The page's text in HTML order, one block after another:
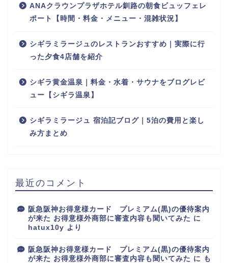
ANAクラウンプラザホテル釧路の朝食ビュッフェレ
ポート【時間・料金・メニュー・混雑状況】
シギラミラージュのレストランおすすめ｜実際に行
った夕食4店舗を紹介
シギラ黄金温泉｜料金・水着・サウナをブログレビ
ュー【シギラ温泉】
シギラミラージュ 宿泊記ブログ｜5泊の費用と楽し
み方まとめ
最近のコメント
阪急阪神お得意様カード プレミアム(黒)の優待案内
が来た お得意様外商部に審査内容も聞いてみた に
hatux10y より
阪急阪神お得意様カード プレミアム(黒)の優待案内
が来た お得意様外商部に審査内容も聞いてみた に も